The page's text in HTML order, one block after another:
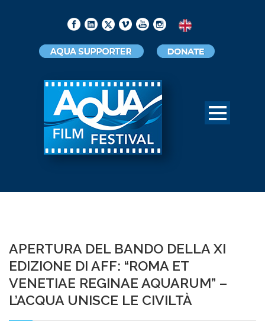
APERTURA DEL BANDO DELLA XI
EDIZIONE DI AFF: “ROMA ET
VENETIAE REGINAE AQUARUM” –
L’ACQUA UNISCE LE CIVILTÀ